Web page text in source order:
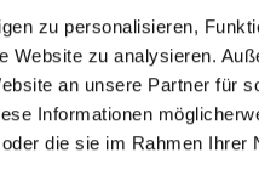
zu personalisieren,
Website zu analysieren.
an unsere Partner für
Informationen
die sie im Rahmen Ihrer